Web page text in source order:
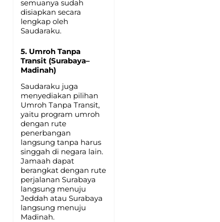
semuanya sudah
disiapkan secara
lengkap oleh
Saudaraku.
5. Umroh Tanpa
Transit (Surabaya–
Madinah)
Saudaraku juga
menyediakan pilihan
Umroh Tanpa Transit,
yaitu program umroh
dengan rute
penerbangan
langsung tanpa harus
singgah di negara lain.
Jamaah dapat
berangkat dengan rute
perjalanan Surabaya
langsung menuju
Jeddah atau Surabaya
langsung menuju
Madinah.